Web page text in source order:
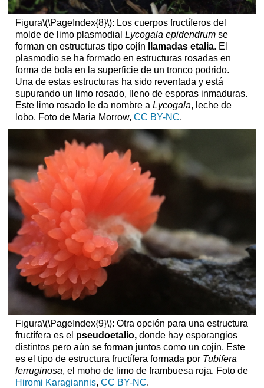
Figura\(\PageIndex{8}\): Los cuerpos fructíferos del
molde de limo plasmodial Lycogala epidendrumse
forman en estructuras tipo cojín
llamadas etalia. El
plasmodio se ha formado en estructuras rosadas en
forma de bola en la superficie de un tronco podrido.
Una de estas estructuras ha sido reventada y está
supurando un limo rosado, lleno de esporas inmaduras.
Este limo rosado le da nombre a Lycogala, leche de
lobo. Foto de Maria Morrow, CC BY-NC.
Figura\(\PageIndex{9}\): Otra opción para una estructura
fructífera es el pseudoetalio,donde hay esporangios
distintos pero aún se forman juntos como un cojín. Este
es el tipo de estructura fructífera formada por Tubifera
ferruginosa, el moho de limo de frambuesa roja. Foto de
Hiromi Karagiannis, CC BY-NC.